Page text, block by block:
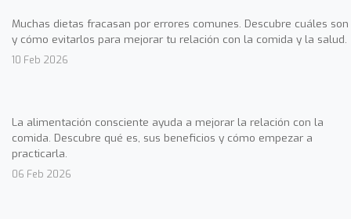
Muchas dietas fracasan por errores comunes. Descubre cuáles son
y cómo evitarlos para mejorar tu relación con la comida y la salud.
10 Feb 2026
La alimentación consciente ayuda a mejorar la relación con la
comida. Descubre qué es, sus beneficios y cómo empezar a
practicarla.
06 Feb 2026